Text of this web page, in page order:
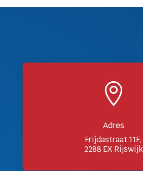

Adres
Frijdastraat 11F,
2288 EX Rijswijk